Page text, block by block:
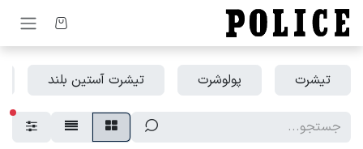
صرف نظر و مشاهده محتوا
تیشرت پولوشرت تیشرت آستین بلند